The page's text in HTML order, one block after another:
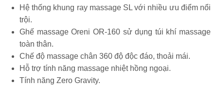
Hệ thống khung ray massage SL với nhiều ưu điểm nổi
trội.
Ghế massage Oreni OR-160 sử dụng túi khí massage
toàn thân.
Chế độ massage chân 360 độ độc đáo, thoải mái.
Hỗ trợ tính năng massage nhiệt hồng ngoại.
Tính năng Zero Gravity.